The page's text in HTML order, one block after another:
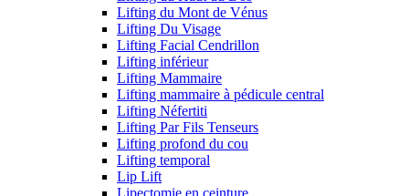
Lifting du Mont de Vénus
Lifting Du Visage
Lifting Facial Cendrillon
Lifting inférieur
Lifting Mammaire
Lifting mammaire à pédicule central
Lifting Néfertiti
Lifting Par Fils Tenseurs
Lifting profond du cou
Lifting temporal
Lip Lift
Lipectomie en ceinture